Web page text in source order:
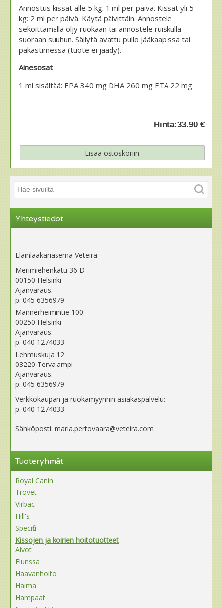
Annostus kissat alle 5 kg: 1 ml per päivä. Kissat yli 5
kg: 2 ml per päivä. Käytä päivittäin. Annostele
sekoittamalla öljy ruokaan tai annostele ruiskulla
suoraan suuhun. Säilytä avattu pullo jääkaapissa tai
pakastimessa (tuote ei jäädy).
Ainesosat
1 ml sisältää: EPA 340 mg DHA 260 mg ETA 22 mg
Hinta:33.90 €
Yhteystiedot
Eläinlääkäriasema Veteira
Merimiehenkatu 36 D
00150 Helsinki
Ajanvaraus:
p. 045 6356979
Mannerheimintie 100
00250 Helsinki
Ajanvaraus:
p. 040 1274033
Lehmuskuja 12
03220 Tervalampi
Ajanvaraus:
p. 045 6356979
Verkkokaupan ja ruokamyynnin asiakaspalvelu:
p. 040 1274033
Sähköposti: maria.pertovaara@veteira.com
Tuoteryhmät
Royal Canin
Trovet
Virbac
Hill's
Specific
Kissojen ja koirien hoitotuotteet
Aivot
Flunssa
Haavanhoito
Haima
Hampaat